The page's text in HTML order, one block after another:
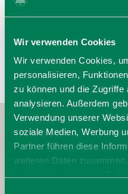
Wir verwenden Cookies
Wir verwenden Cookies,
personalisieren,
zu können und die
analysieren. Außerdem
Verwendung unserer
soziale Medien, Werbung
Partner führen diese
weiteren Daten
E-Mail verfassen